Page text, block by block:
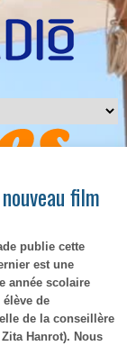
film
publie cette
est une
année scolaire
de
de la conseillère
Hanrot). Nous